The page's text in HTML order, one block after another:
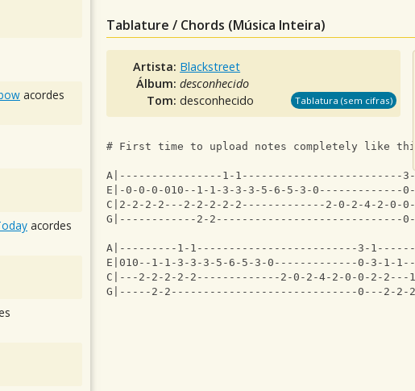
Tablature / Chords (Música Inteira)
Artista: Blackstreet
Álbum:desconhecido
Tom:desconhecido Tablatura (sem cifras)
# First time to upload notes completely like
A|----------------1-1-------------------------3-
E|-0-0-0-010--1-1-3-3-3-5-6-5-3-0-------------
C|2-2-2-2---2-2-2-2-2-------------2-0-2-4-2-0-
G|------------2-2-----------------------------
A|---------1-1-------------------------3-
E|010--1-1-3-3-3-5-6-5-3-0-------------0-3-1-
C|---2-2-2-2-2-------------2-0-2-4-2-0-0-2-2---
G|-----2-2-----------------------------0---2-2-
acordes
acordes